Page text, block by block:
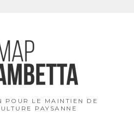
POUR LE MAINTIEN DE
PAYSANNE